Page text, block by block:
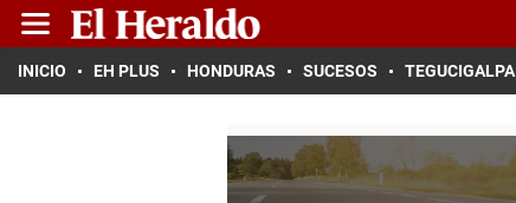
INICIO EH PLUS HONDURAS SUCESOS TEGUCIGALPA